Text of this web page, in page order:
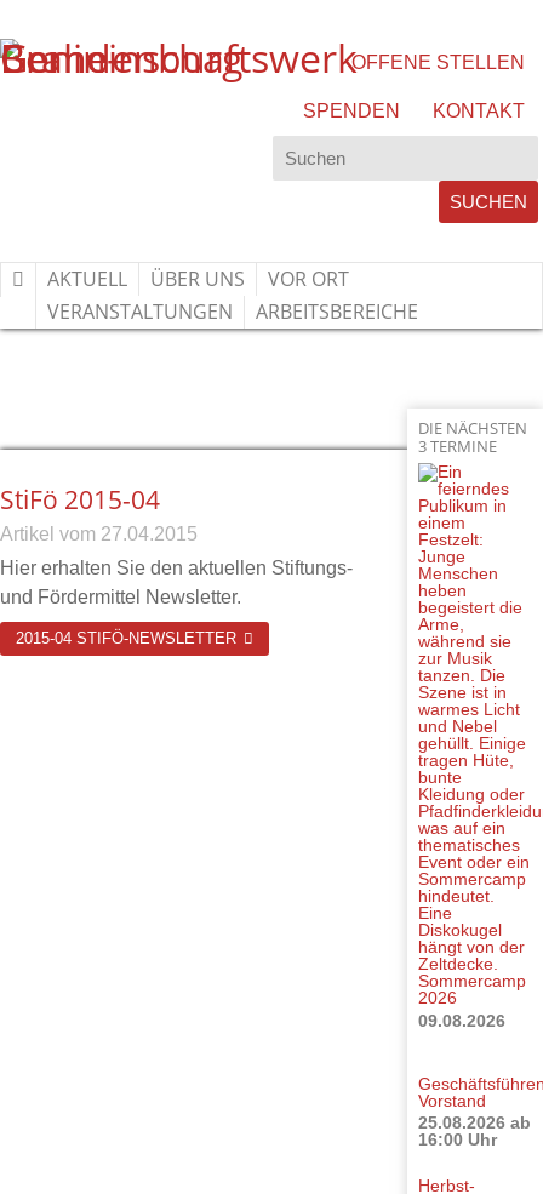
OFFENE STELLEN
SPENDEN KONTAKT
AKTUELL ÜBER UNS
VOR ORT
VERANSTALTUNGEN
ARBEITSBEREICHE
StiFö 2015-04
27.04.2015
Hier erhalten Sie den aktuellen Stiftungs-
und Fördermittel Newsletter.
2015-04 STIFÖ-NEWSLETTER
DIE NÄCHSTEN
3 TERMINE
Sommercamp
2026
09.08.2026
Vorstand
25.08.2026 ab
16:00 Uhr
Herbst-